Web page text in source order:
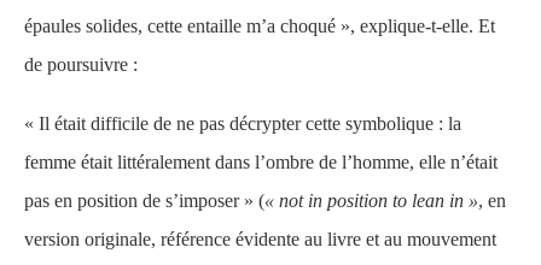
épaules solides, cette entaille m’a choqué », explique-t-elle. Et
de poursuivre :
« Il était difficile de ne pas décrypter cette symbolique : la
femme était littéralement dans l’ombre de l’homme, elle n’était
pas en position de s’imposer » (« not in position to lean in », en
version originale, référence évidente au livre et au mouvement